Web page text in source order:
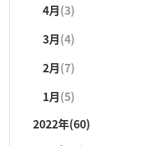
2月(1)
1月(4)
3月(5)
2月(4)
1月(5)
4月(3)
3月(4)
2月(7)
1月(5)
2022年(60)